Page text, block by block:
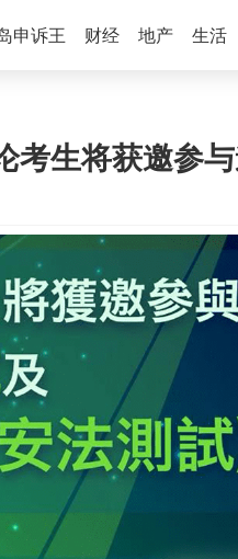
申诉王 财经 地产 生活
考生将获邀参